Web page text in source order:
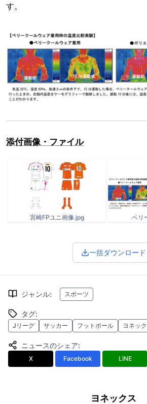
す。
添付画像・ファイル
宮崎FPユニ画像.jpg ベリ
一括ダウンロード
ジャンル: スポーツ
タグ:
Jリーグ サッカー フットボール ヨネッ
ニュースのシェア:
X Facebook LINE
ヨネックス